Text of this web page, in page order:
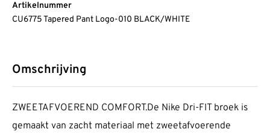
Artikelnummer
CU6775 Tapered Pant Logo-010 BLACK/WHITE
Omschrijving
ZWEETAFVOEREND COMFORT.De Nike Dri-FIT broek is
gemaakt van zacht materiaal met zweetafvoerende